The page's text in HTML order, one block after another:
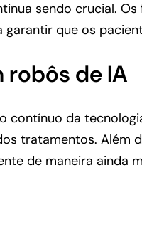
sendo crucial.
que os
de IA
da
tratamentos. Além
de maneira ainda